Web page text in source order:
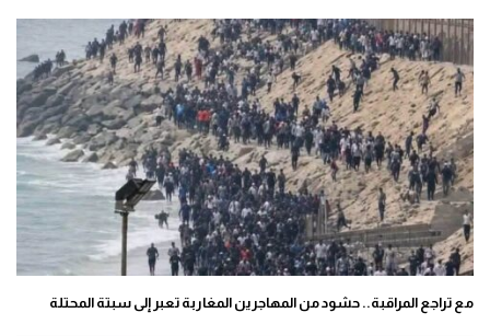
مع تراجع المراقبة.. حشود من المهاجرين المغاربة تعبر إلى سبتة المحتلة